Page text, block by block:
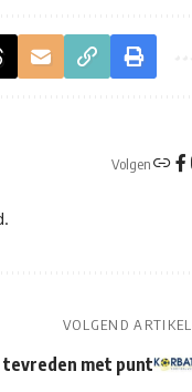
Volgen
VOLGEND ARTIKEL
met punt